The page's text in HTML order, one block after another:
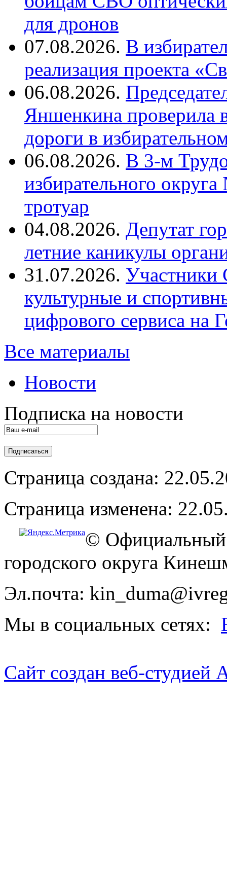
для дронов
07.08.2026. В
реализация проекта
06.08.2026.
Яншенкина проверила
дороги в
06.08.2026. В 3-м
избирательного
тротуар
04.08.2026. Депутат
летние каникулы
31.07.2026.
культурные и
цифрового сервиса на
Все материалы
Новости
Подписка на новости
Страница создана:
Страница изменена:
© Официальный
городского округа
Эл.почта:
Мы в социальных сетях:
Сайт создан веб-студией